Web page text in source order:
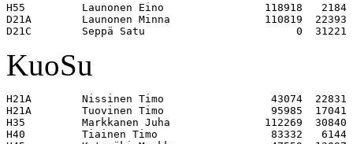
H55         Launonen Eino                118918   2184
D21A        Launonen Minna               110819  22393
KuoSu
H21A        Nissinen Timo                 43074  22831
H21A        Tuovinen Timo                 95985  17041
H35         Markkanen Juha               112269  30840
H40         Tiainen Timo                  83332   6144